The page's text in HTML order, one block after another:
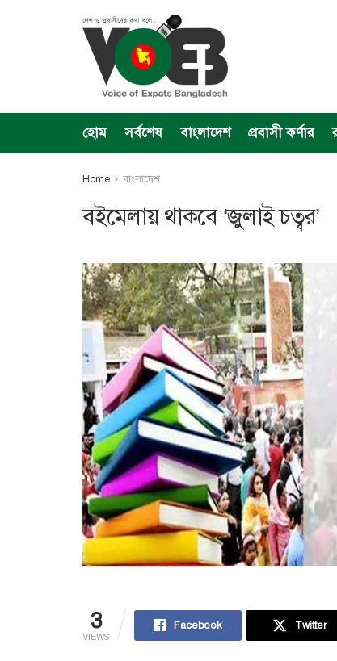
হোম সর্বশেষ বাংলাদেশ প্রবাসী কর্ণার
Home বাংলাদেশ
বইমেলায় থাকবে ‘জুলাই চত্বর’
3
VIEWS
Facebook Twitter